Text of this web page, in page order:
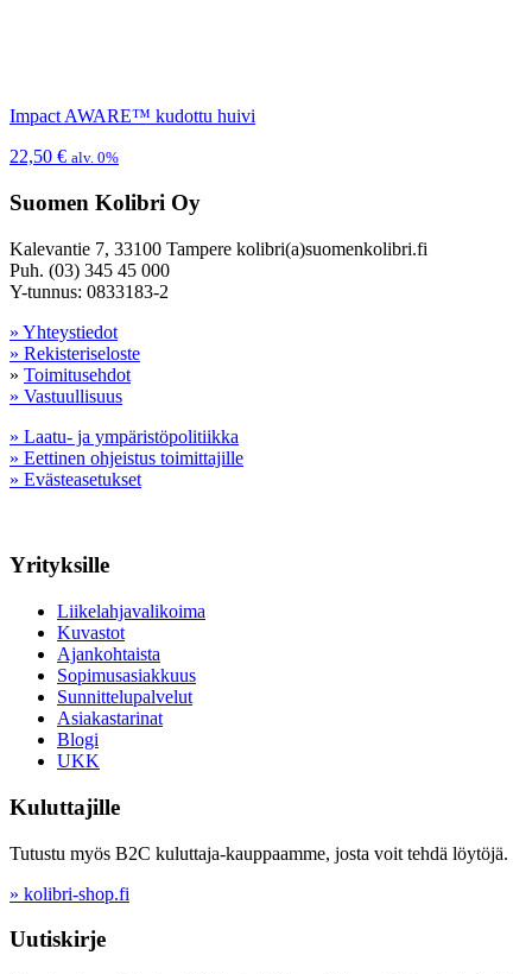
Impact AWARE™ kudottu huivi
22,50 € alv. 0%
Suomen Kolibri Oy
Kalevantie 7, 33100 Tampere kolibri(a)suomenkolibri.fi
Puh. (03) 345 45 000
Y-tunnus: 0833183-2
» Yhteystiedot
» Rekisteriseloste
» Toimitusehdot
» Vastuullisuus
» Laatu- ja ympäristöpolitiikka
» Eettinen ohjeistus toimittajille
» Evästeasetukset
Yrityksille
Liikelahjavalikoima
Kuvastot
Ajankohtaista
Sopimusasiakkuus
Sunnittelupalvelut
Asiakastarinat
Blogi
UKK
Kuluttajille
Tutustu myös B2C kuluttaja-kauppaamme, josta voit tehdä löytöjä.
» kolibri-shop.fi
Uutiskirje